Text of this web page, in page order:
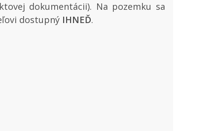
dokumentácii). Na pozemku sa
dostupný IHNEĎ.